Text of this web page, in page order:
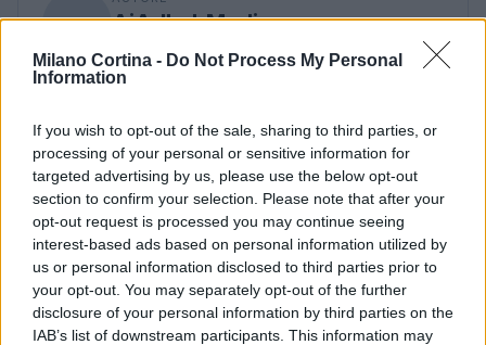
Milano Cortina - Do Not Process My Personal
Information
If you wish to opt-out of the sale, sharing to third parties, or
processing of your personal or sensitive information for
targeted advertising by us, please use the below opt-out
section to confirm your selection. Please note that after your
opt-out request is processed you may continue seeing
interest-based ads based on personal information utilized by
us or personal information disclosed to third parties prior to
your opt-out. You may separately opt-out of the further
disclosure of your personal information by third parties on the
IAB’s list of downstream participants. This information may
AiAdhubMedia